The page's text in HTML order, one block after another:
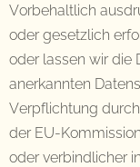
Vorbehaltlich
oder gesetzlich
oder lassen wir die
anerkannten
Verpflichtung
der EU-
oder verbindlicher